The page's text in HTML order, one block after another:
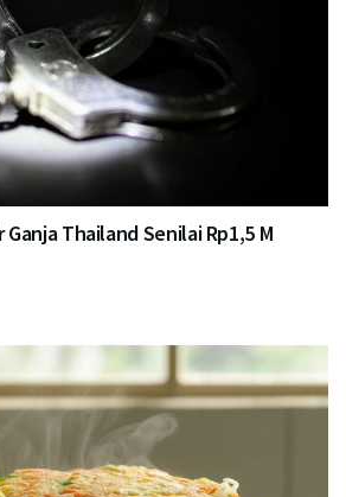
Ganja Thailand Senilai Rp1,5 M